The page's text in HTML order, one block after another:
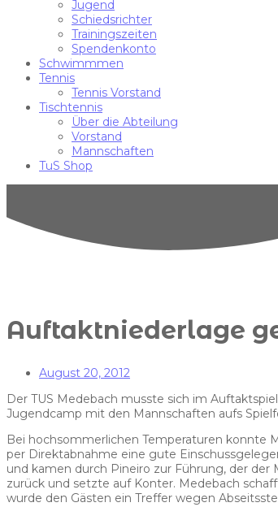
Jugend
Schiedsrichter
Trainingszeiten
Spendenkonto
Schwimmmen
Tennis
Tennis Vorstand
Tischtennis
Über die Abteilung
Vorstand
Mannschaften
TuS Shop
Auftaktniederlage
August 20, 2012
Der TUS Medebach musste sich im
Jugendcamp mit den Mannschaften aufs
Bei hochsommerlichen Temperaturen konnte
per Direktabnahme eine gute
und kamen durch Pineiro zur Führung, der
zurück und setzte auf Konter. Medebach
wurde den Gästen ein Treffer wegen